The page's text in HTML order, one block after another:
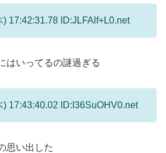
17:42:31.78 ID:JLFAlf+L0.net
はいってるの謎過ぎる
) 17:43:40.02 ID:I36SuOHV0.net
思い出した